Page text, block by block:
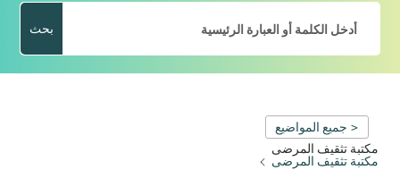
بحث
< جميع المواضيع
مكتبة تثقيف المرضى
مكتبة تثقيف المرضى